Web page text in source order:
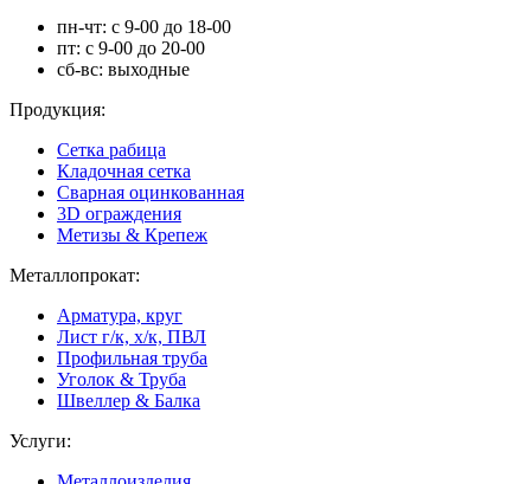
пн-чт: с 9-00 до 18-00
пт: с 9-00 до 20-00
сб-вс: выходные
Продукция:
Сетка рабица
Кладочная сетка
Сварная оцинкованная
3D ограждения
Метизы & Крепеж
Металлопрокат:
Арматура, круг
Лист г/к, х/к, ПВЛ
Профильная труба
Уголок & Труба
Швеллер & Балка
Услуги: